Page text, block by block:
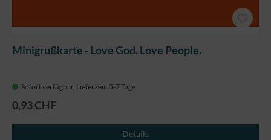
Minigrußkarte - Love God. Love People.
Sofort verfügbar, Lieferzeit: 5-7 Tage
0,93 CHF
Details